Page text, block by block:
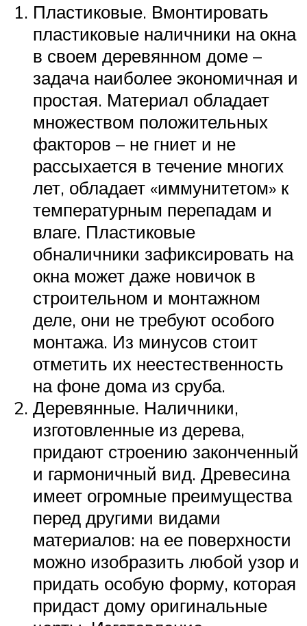
Пластиковые. Вмонтировать
пластиковые наличники на окна
в своем деревянном доме –
задача наиболее экономичная и
простая. Материал обладает
множеством положительных
факторов – не гниет и не
рассыхается в течение многих
лет, обладает «иммунитетом» к
температурным перепадам и
влаге. Пластиковые
обналичники зафиксировать на
окна может даже новичок в
строительном и монтажном
деле, они не требуют особого
монтажа. Из минусов стоит
отметить их неестественность
на фоне дома из сруба.
Деревянные. Наличники,
изготовленные из дерева,
придают строению законченный
и гармоничный вид. Древесина
имеет огромные преимущества
перед другими видами
материалов: на ее поверхности
можно изобразить любой узор и
придать особую форму, которая
придаст дому оригинальные